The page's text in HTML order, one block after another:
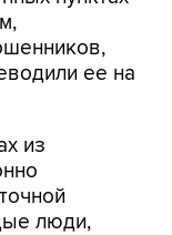
ее на
из
люди,
- отметили